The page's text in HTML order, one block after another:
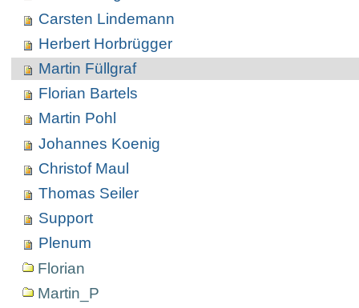
Carsten Lindemann
Herbert Horbrügger
Martin Füllgraf
Florian Bartels
Martin Pohl
Johannes Koenig
Christof Maul
Thomas Seiler
Support
Plenum
Florian
Martin_P